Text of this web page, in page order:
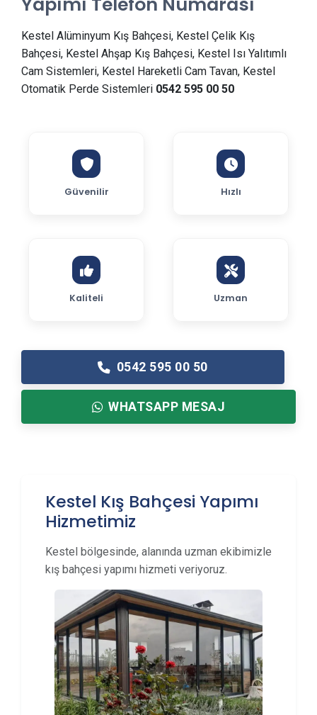
Kestel Alüminyum Kış Bahçesi, Kestel Çelik Kış
Bahçesi, Kestel Ahşap Kış Bahçesi, Kestel Isı Yalıtımlı
Cam Sistemleri, Kestel Hareketli Cam Tavan, Kestel
Otomatik Perde Sistemleri 0542 595 00 50
Güvenilir Hızlı
Kaliteli Uzman
0542 595 00 50
WHATSAPP MESAJ
Kestel Kış Bahçesi Yapımı
Hizmetimiz
Kestel bölgesinde, alanında uzman ekibimizle
kış bahçesi yapımı hizmeti veriyoruz.